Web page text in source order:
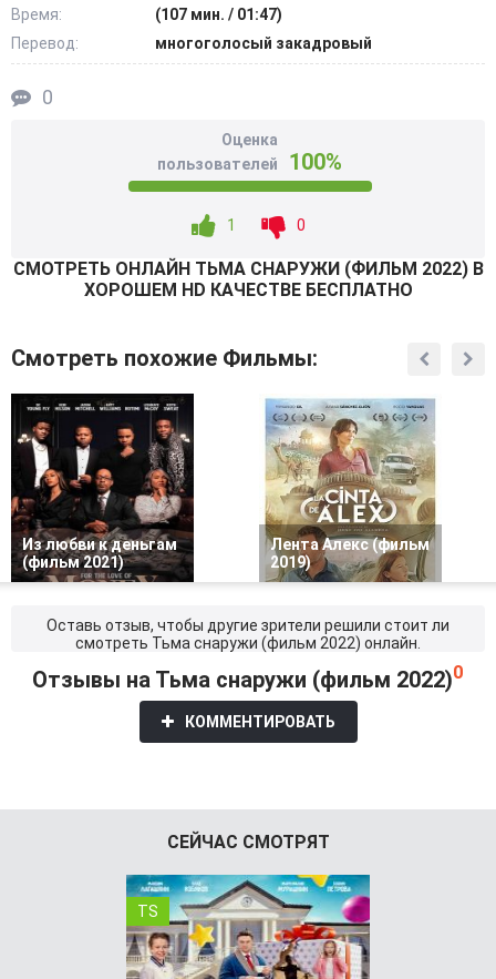
Время:
(107 мин. / 01:47)
Перевод:
многоголосый закадровый
0
Оценка
пользователей
100%
1 0
СМОТРEТЬ ОНЛАЙН ТЬМА СНАРУЖИ (ФИЛЬМ 2022) В
ХОРОШЕМ HD КАЧЕСТВЕ БЕСПЛАТНО
Смотреть похожие Фильмы:
Из любви к деньгам
(фильм 2021)
Лента Алекс (фильм
2019)
Оставь отзыв, чтобы другие зрители решили стоит ли
смотреть Тьма снаружи (фильм 2022) онлайн.
Отзывы на Тьма снаружи (фильм 2022)0
КОММЕНТИРОВАТЬ
СЕЙЧАС СМОТРЯТ
TS